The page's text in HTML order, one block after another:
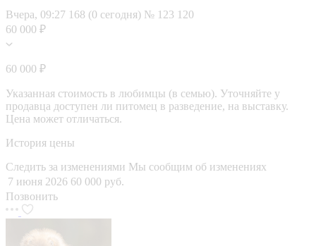
Вчера, 09:27 168 (0 сегодня) № 123 120
60 000 ₽
60 000 ₽
Указанная стоимость в любимцы (в семью). Уточняйте у
продавца доступен ли питомец в разведение, на выставку.
Цена может отличаться.
История цены
Следить за изменениями Мы сообщим об изменениях
7 июня 2026 60 000 руб.
Позвонить